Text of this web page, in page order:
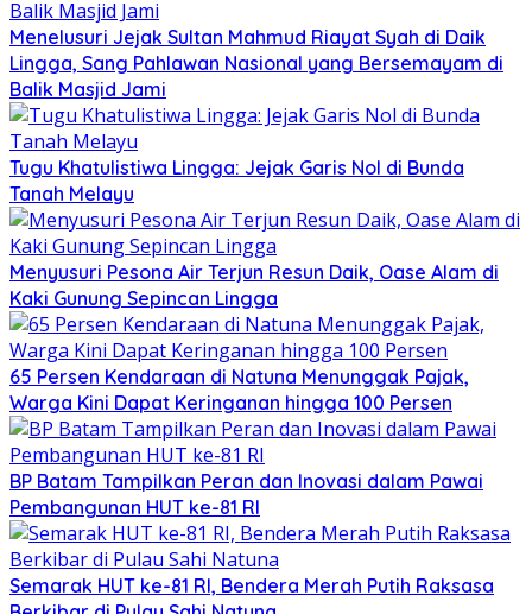
Menelusuri Jejak Sultan Mahmud Riayat Syah di Daik
Lingga, Sang Pahlawan Nasional yang Bersemayam di
Balik Masjid Jami
Tugu Khatulistiwa Lingga: Jejak Garis Nol di Bunda
Tanah Melayu
Menyusuri Pesona Air Terjun Resun Daik, Oase Alam di
Kaki Gunung Sepincan Lingga
65 Persen Kendaraan di Natuna Menunggak Pajak,
Warga Kini Dapat Keringanan hingga 100 Persen
BP Batam Tampilkan Peran dan Inovasi dalam Pawai
Pembangunan HUT ke-81 RI
Semarak HUT ke-81 RI, Bendera Merah Putih Raksasa